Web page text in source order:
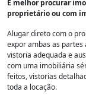
É melhor procurar
proprietário ou com
Alugar direto com o
expor ambas as
vistoria adequada e
com uma imobiliária
feitos, vistorias
toda a locação.